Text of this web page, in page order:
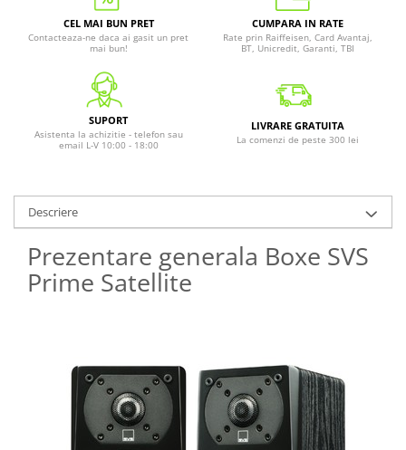
CEL MAI BUN PRET
Contacteaza-ne daca ai gasit un pret
mai bun!
CUMPARA IN RATE
Rate prin Raiffeisen, Card Avantaj,
BT, Unicredit, Garanti, TBI
SUPORT
Asistenta la achizitie - telefon sau
email L-V 10:00 - 18:00
LIVRARE GRATUITA
La comenzi de peste 300 lei
Descriere
Prezentare generala Boxe SVS
Prime Satellite